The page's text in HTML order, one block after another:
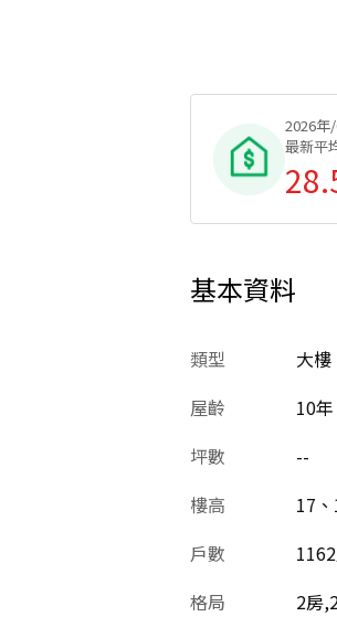
2026年
最新平
基本資料
類型
大樓
屋齡
10年
坪數
--
樓高
17
戶數
格局
2房